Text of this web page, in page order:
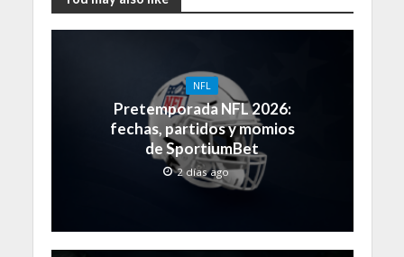
NFL
Pretemporada NFL 2026:
fechas, partidos y momios
de SportiumBet
2 días ago